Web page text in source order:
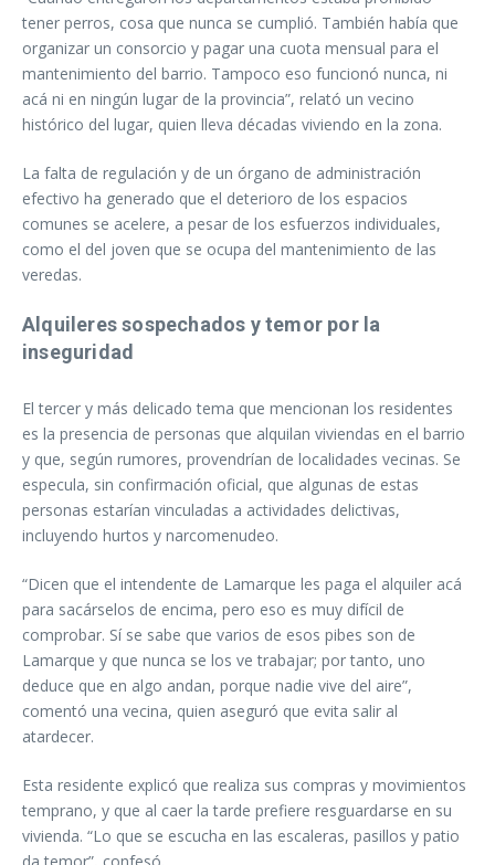
tener perros, cosa que nunca se cumplió. También había que
organizar un consorcio y pagar una cuota mensual para el
mantenimiento del barrio. Tampoco eso funcionó nunca, ni
acá ni en ningún lugar de la provincia”, relató un vecino
histórico del lugar, quien lleva décadas viviendo en la zona.
La falta de regulación y de un órgano de administración
efectivo ha generado que el deterioro de los espacios
comunes se acelere, a pesar de los esfuerzos individuales,
como el del joven que se ocupa del mantenimiento de las
veredas.
Alquileres sospechados y temor por la
inseguridad
El tercer y más delicado tema que mencionan los residentes
es la presencia de personas que alquilan viviendas en el barrio
y que, según rumores, provendrían de localidades vecinas. Se
especula, sin confirmación oficial, que algunas de estas
personas estarían vinculadas a actividades delictivas,
incluyendo hurtos y narcomenudeo.
“Dicen que el intendente de Lamarque les paga el alquiler acá
para sacárselos de encima, pero eso es muy difícil de
comprobar. Sí se sabe que varios de esos pibes son de
Lamarque y que nunca se los ve trabajar; por tanto, uno
deduce que en algo andan, porque nadie vive del aire”,
comentó una vecina, quien aseguró que evita salir al
atardecer.
Esta residente explicó que realiza sus compras y movimientos
temprano, y que al caer la tarde prefiere resguardarse en su
vivienda. “Lo que se escucha en las escaleras, pasillos y patio